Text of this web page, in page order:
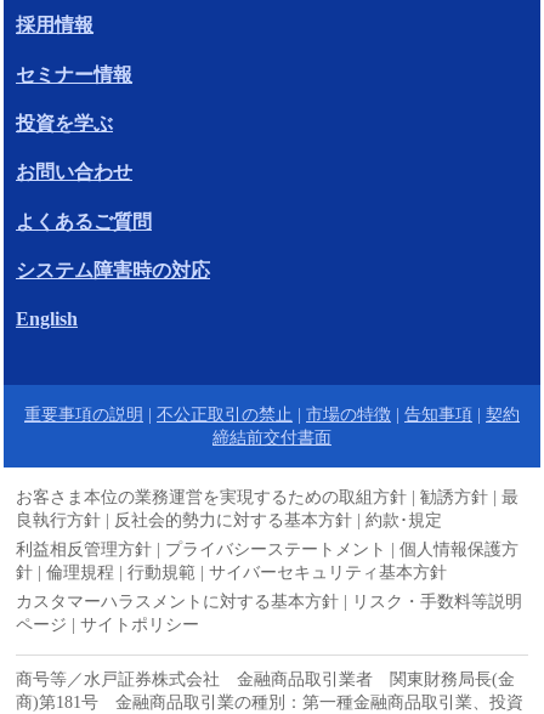
採用情報
セミナー情報
投資を学ぶ
お問い合わせ
よくあるご質問
システム障害時の対応
English
重要事項の説明 | 不公正取引の禁止 | 市場の特徴 | 告知事項 | 契約
締結前交付書面
お客さま本位の業務運営を実現するための取組方針 | 勧誘方針 | 最
良執行方針 | 反社会的勢力に対する基本方針 | 約款･規定
利益相反管理方針 | プライバシーステートメント | 個人情報保護方
針 | 倫理規程 | 行動規範 | サイバーセキュリティ基本方針
カスタマーハラスメントに対する基本方針 | リスク・手数料等説明
ページ | サイトポリシー
商号等／水戸証券株式会社 金融商品取引業者 関東財務局長(金
商)第181号 金融商品取引業の種別：第一種金融商品取引業、投資